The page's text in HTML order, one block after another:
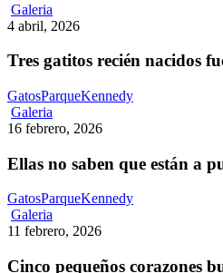
Galeria
gatitos
nacidos
abandonados…
y
estaban
destinados
morir
hambre
4 abril, 2026
Tres gatitos recién nacidos
GatosParqueKennedy
Galeria
no
que
a
punto
de
perderlo
16 febrero, 2026
Ellas no saben que están a
GatosParqueKennedy
Galeria
pequeños
buscan
11 febrero, 2026
Cinco pequeños corazones